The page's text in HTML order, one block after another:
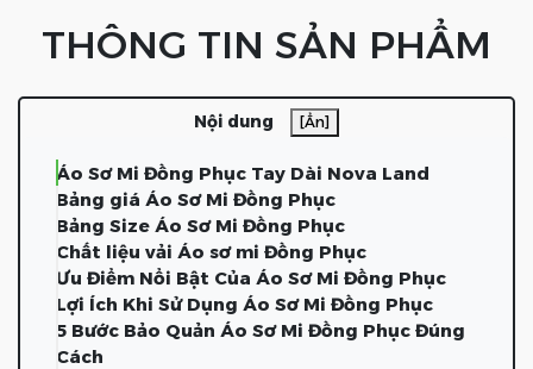
THÔNG TIN SẢN PHẨM
Nội dung [Ẩn]
Áo Sơ Mi Đồng Phục Tay Dài Nova Land
Bảng giá Áo Sơ Mi Đồng Phục
Bảng Size Áo Sơ Mi Đồng Phục
Chất liệu vải Áo sơ mi Đồng Phục
Ưu Điểm Nổi Bật Của Áo Sơ Mi Đồng Phục
Lợi Ích Khi Sử Dụng Áo Sơ Mi Đồng Phục
5 Bước Bảo Quản Áo Sơ Mi Đồng Phục Đúng
Cách